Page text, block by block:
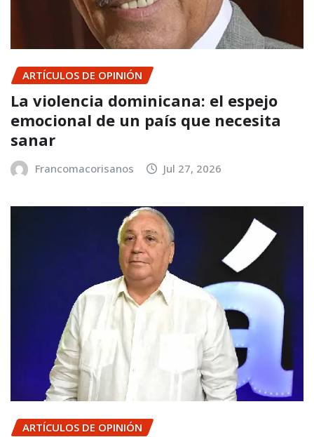
ARTÍCULOS DE OPINIÓN
La violencia dominicana: el espejo
emocional de un país que necesita
sanar
Francomacorisanos Jul 27, 2026
ARTÍCULOS DE OPINIÓN